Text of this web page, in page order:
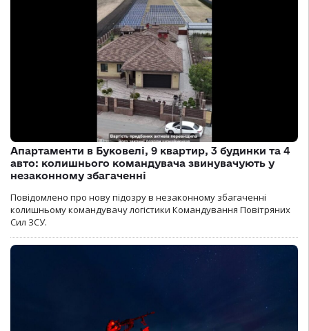
Апартаменти в Буковелі, 9 квартир, 3 будинки та 4
авто: колишнього командувача звинувачують у
незаконному збагаченні
Повідомлено про нову підозру в незаконному збагаченні
колишньому командувачу логістики Командування Повітряних
Сил ЗСУ.